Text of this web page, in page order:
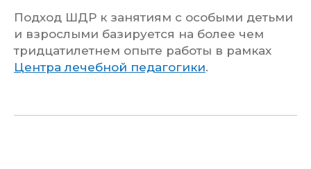
Подход ШДР к занятиям с особыми детьми
и взрослыми базируется на более чем
тридцатилетнем опыте работы в рамках
Центра лечебной педагогики.